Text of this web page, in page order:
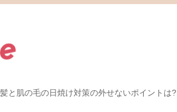
髪と肌の毛の日焼け対策の外せないポイントは?